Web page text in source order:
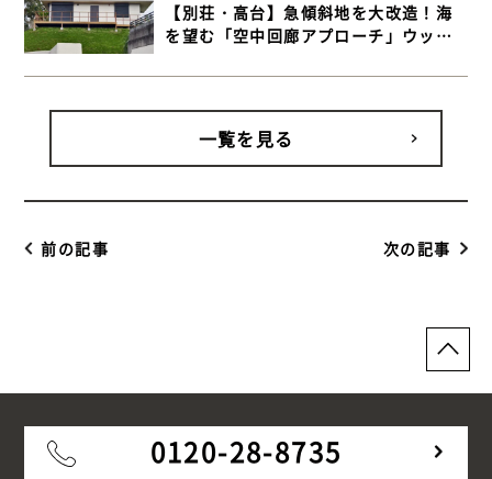
【別荘・高台】急傾斜地を大改造！海
を望む「空中回廊アプローチ」ウッド
ウッドデッキ】
一覧を見る
前の記事 次の記事
0120-28-8735